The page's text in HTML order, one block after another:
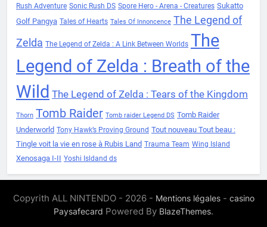
Rush Adventure Sonic Rush DS Spore Hero - Arena - Creatures Sukatto
Golf Pangya Tales of Hearts Tales Of Innoncence The Legend of
Zelda The Legend of Zelda : A Link Between Worlds The
Legend of Zelda : Breath of the
Wild The Legend of Zelda : Tears of the Kingdom
Thorn Tomb Raider Tomb raider Legend DS Tomb Raider
Underworld Tony Hawk’s Proving Ground Tout nouveau Tout beau :
Tingle voit la vie en rose à Rubis Land Trauma Team Wing Island
Xenosaga I-II Yoshi Isldand ds
Copyrith ALL NINTENDO - 2026 - Mentions légales- casino
Paysafecard Powered By BlazeThemes.